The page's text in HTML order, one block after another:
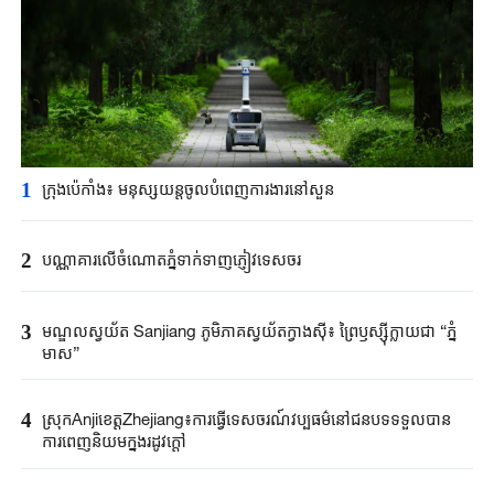
1 ក្រុងប៉េកាំង​៖ មនុស្សយន្ត​ចូលបំពេញ​ការងារនៅសួន​​
2 បណ្ណាគារលើចំណោតភ្នំទាក់ទាញភ្ញៀវទេសចរ
3 មណ្ឌលស្វយ័ត Sanjiang ភូមិភាគស្វយ័តក្វាងស៊ី៖ ព្រៃឫស្ស៊ីក្លាយជា “ភ្នំ
មាស”
4 ស្រុកAnjiខេត្តZhejiang៖ការធ្វើទេសចរណ៍វប្បធម៌នៅជនបទទទួលបាន
ការពេញនិយមក្នុងរដូវក្តៅ